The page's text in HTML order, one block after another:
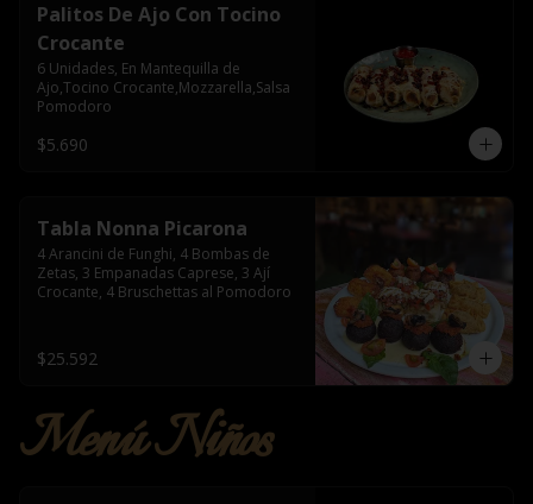
Palitos De Ajo Con Tocino
Crocante
6 Unidades, En Mantequilla de
Ajo,Tocino Crocante,Mozzarella,Salsa
Pomodoro
$5.690
Tabla Nonna Picarona
4 Arancini de Funghi, 4 Bombas de
Zetas, 3 Empanadas Caprese, 3 Ají
Crocante, 4 Bruschettas al Pomodoro
$25.592
Menú Niños